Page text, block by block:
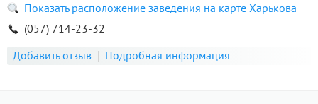
Показать расположение заведения на карте Харькова
(057) 714-23-32
Добавить отзыв
Подробная информация